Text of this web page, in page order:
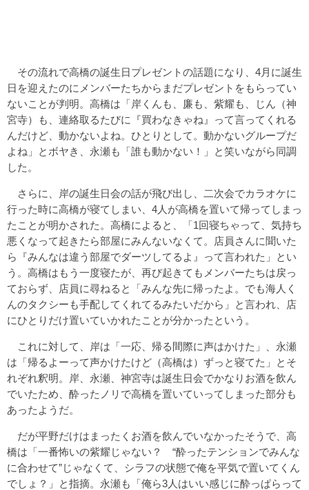
その流れで高橋の誕生日プレゼントの話題になり、4月に誕生
日を迎えたのにメンバーたちからまだプレゼントをもらってい
ないことが判明。高橋は「岸くんも、廉も、紫耀も、じん（神
宮寺）も、連絡取るたびに『買わなきゃね』って言ってくれる
んだけど、動かないよね。ひとりとして。動かないグループだ
よね」とボヤき、永瀬も「誰も動かない！」と笑いながら同調
した。
さらに、岸の誕生日会の話が飛び出し、二次会でカラオケに
行った時に高橋が寝てしまい、4人が高橋を置いて帰ってしまっ
たことが明かされた。高橋によると、「1回寝ちゃって、気持ち
悪くなって起きたら部屋にみんないなくて。店員さんに聞いた
ら『みんなは違う部屋でダーツしてるよ』って言われた」とい
う。高橋はもう一度寝たが、再び起きてもメンバーたちは戻っ
ておらず、店員に尋ねると「みんな先に帰ったよ。でも海人く
んのタクシーも手配してくれてるみたいだから」と言われ、店
にひとりだけ置いていかれたことが分かったという。
これに対して、岸は「一応、帰る間際に声はかけた」、永瀬
は「帰るよーって声かけたけど（高橋は）ずっと寝てた」とそ
れぞれ釈明。岸、永瀬、神宮寺は誕生日会でかなりお酒を飲ん
でいたため、酔ったノリで高橋を置いていってしまった部分も
あったようだ。
だが平野だけはまったくお酒を飲んでいなかったそうで、高
橋は「一番怖いの紫耀じゃない？ “酔ったテンションでみんな
に合わせて”じゃなくて、シラフの状態で俺を平気で置いてくん
でしょ？」と指摘。永瀬も「俺ら3人はいい感じに酔っぱらって